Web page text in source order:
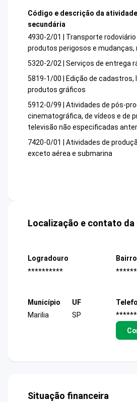
Código e descrição da
secundária
4930-2/01 | Transporte
produtos perigosos e mudanças,
5320-2/02 | Serviços de entrega
5819-1/00 | Edição de cadastros,
produtos gráficos
5912-0/99 | Atividades de pós-
cinematográfica, de vídeos e de
televisão não especificadas
7420-0/01 | Atividades de
exceto aérea e submarina
Localização e contato da
Logradouro
**********
Bairro
Município
Marilia
UF
SP
Situação financeira